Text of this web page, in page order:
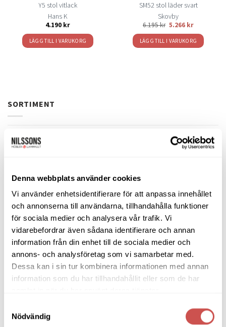
Denna webbplats använder cookies
Vi använder enhetsidentifierare för att anpassa innehållet
och annonserna till användarna, tillhandahålla funktioner
för sociala medier och analysera vår trafik. Vi
vidarebefordrar även sådana identifierare och annan
information från din enhet till de sociala medier och
annons- och analysföretag som vi samarbetar med.
Dessa kan i sin tur kombinera informationen med annan
information som du har tillhandahållit eller som de har
Nödvändig
Y5 stol vitlack
Hans K
4.190 kr
LÄGG TILL I VARUKORG
SM52 stol läder svart
Skovby
6.195kr 5.266 kr
LÄGG TILL I VARUKORG
SORTIMENT
Barbord
Belysning
Bokhyllor
Byråer
Bäddsoffor
Bänkar & Pallar
Fåtöljer